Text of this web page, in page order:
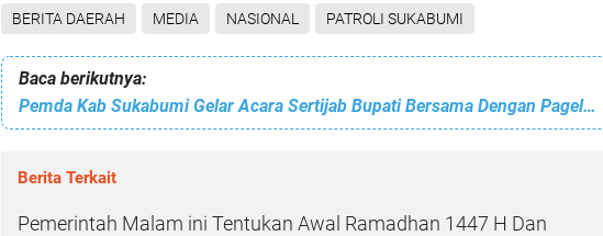
BERITA DAERAH MEDIA NASIONAL PATROLI SUKABUMI
Baca berikutnya:
Pemda Kab Sukabumi Gelar Acara Sertijab Bupati Bersama Dengan Pagelaran Budaya Rakyat
Berita Terkait
Pemerintah Malam ini Tentukan Awal Ramadhan 1447 H Dan